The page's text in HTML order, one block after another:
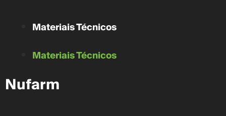
Materiais Técnicos
Materiais Técnicos
Nufarm